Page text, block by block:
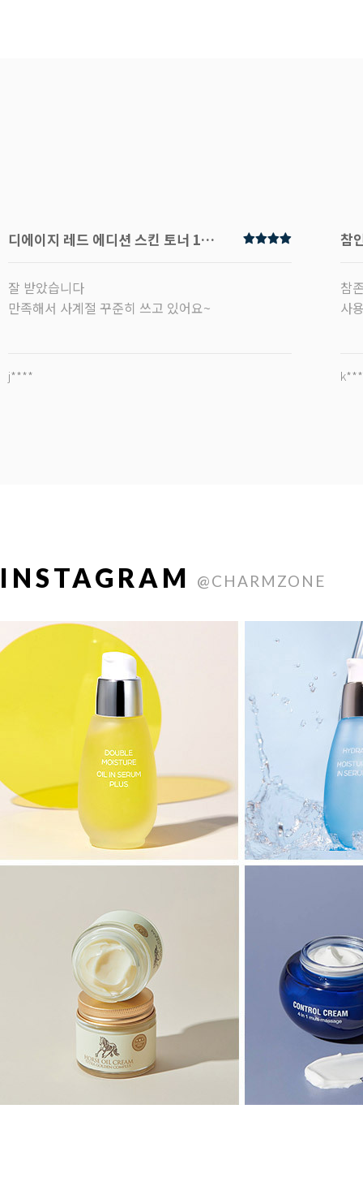
디에이지 레드 에디션 스킨 토너 120ml
잘 받았습니다
만족해서 사계절 꾸준히 쓰고 있어요~
j****
참
참
사
INSTAGRAM @CHARMZONE